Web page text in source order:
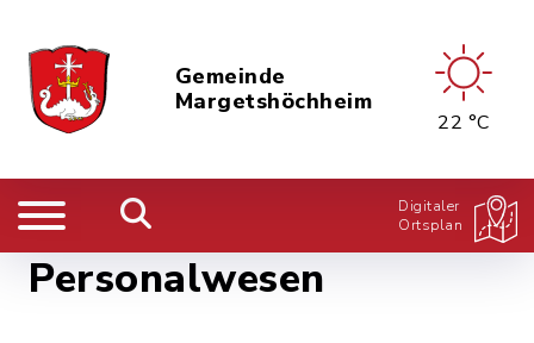
Gemeinde
Margetshöchheim
22 °C
Digitaler
Ortsplan
Personalwesen